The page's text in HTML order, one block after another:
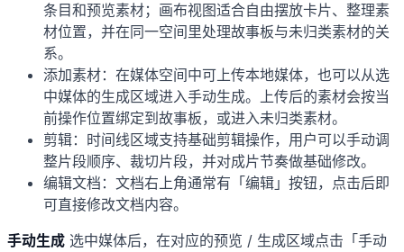
条目和预览素材；画布视图适合自由摆放卡片、整理素
材位置，并在同一空间里处理故事板与未归类素材的关
系。
添加素材：在媒体空间中可上传本地媒体，也可以从选
中媒体的生成区域进入手动生成。上传后的素材会按当
前操作位置绑定到故事板，或进入未归类素材。
剪辑：时间线区域支持基础剪辑操作，用户可以手动调
整片段顺序、裁切片段，并对成片节奏做基础修改。
编辑文档：文档右上角通常有「编辑」按钮，点击后即
可直接修改文档内容。
手动生成 选中媒体后，在对应的预览 / 生成区域点击「手动